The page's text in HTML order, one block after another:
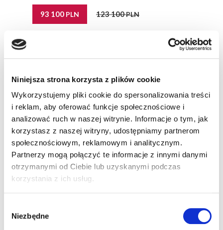
Niniejsza strona korzysta z plików cookie
Wykorzystujemy pliki cookie do spersonalizowania treści
i reklam, aby oferować funkcje społecznościowe i
analizować ruch w naszej witrynie. Informacje o tym, jak
korzystasz z naszej witryny, udostępniamy partnerom
społecznościowym, reklamowym i analitycznym.
Partnerzy mogą połączyć te informacje z innymi danymi
otrzymanymi od Ciebie lub uzyskanymi podczas
korzystania z ich usług.
zgody
Niezbędne
93 100 PLN 123 100PLN